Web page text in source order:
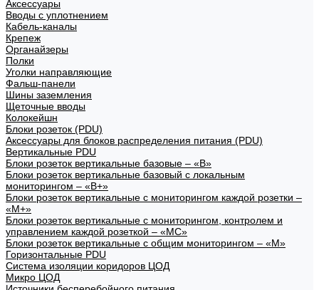
Аксессуары
Вводы с уплотнением
Кабель-каналы
Крепеж
Органайзеры
Полки
Уголки направляющие
Фальш-панели
Шины заземления
Щеточные вводы
Колокейшн
Блоки розеток (PDU)
Аксессуары для блоков распределения питания (PDU)
Вертикальные PDU
Блоки розеток вертикальные базовые – «В»
Блоки розеток вертикальные базовый с локальным
мониторингом – «В+»
Блоки розеток вертикальные с мониторингом каждой розетки –
«М+»
Блоки розеток вертикальные с мониторингом, контролем и
управлением каждой розеткой – «МС»
Блоки розеток вертикальные с общим мониторингом – «М»
Горизонтальные PDU
Система изоляции коридоров ЦОД
Микро ЦОД